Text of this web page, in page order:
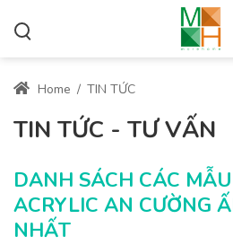
Home / TIN TỨC
TIN TỨC - TƯ VẤN
DANH SÁCH CÁC
ACRYLIC AN CƯỜNG
NHẤT